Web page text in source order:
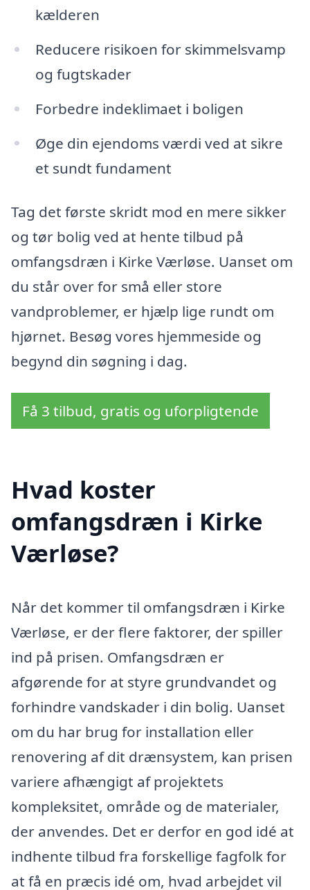
kælderen
Reducere risikoen for skimmelsvamp
og fugtskader
Forbedre indeklimaet i boligen
Øge din ejendoms værdi ved at sikre
et sundt fundament
Tag det første skridt mod en mere sikker
og tør bolig ved at hente tilbud på
omfangsdræn i Kirke Værløse. Uanset om
du står over for små eller store
vandproblemer, er hjælp lige rundt om
hjørnet. Besøg vores hjemmeside og
begynd din søgning i dag.
Få 3 tilbud, gratis og uforpligtende
Hvad koster
omfangsdræn i Kirke
Værløse?
Når det kommer til omfangsdræn i Kirke
Værløse, er der flere faktorer, der spiller
ind på prisen. Omfangsdræn er
afgørende for at styre grundvandet og
forhindre vandskader i din bolig. Uanset
om du har brug for installation eller
renovering af dit drænsystem, kan prisen
variere afhængigt af projektets
kompleksitet, område og de materialer,
der anvendes. Det er derfor en god idé at
indhente tilbud fra forskellige fagfolk for
at få en præcis idé om, hvad arbejdet vil